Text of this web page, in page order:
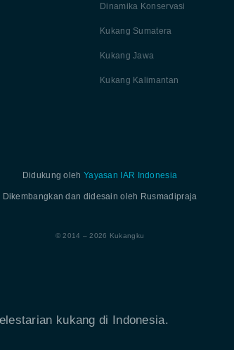
Dinamika Konservasi
Kukang Sumatera
Kukang Jawa
Kukang Kalimantan
Didukung oleh Yayasan IAR Indonesia
Dikembangkan dan didesain oleh Rusmadipraja
© 2014 – 2026 Kukangku
kukang di Indonesia.